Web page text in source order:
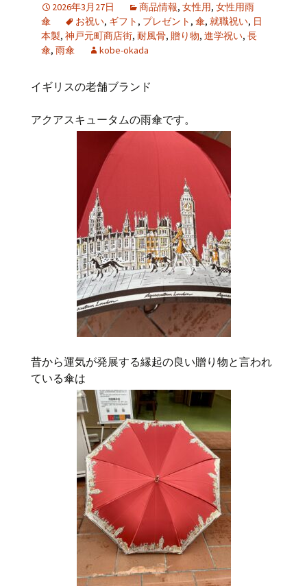
2026年3月27日 商品情報, 女性用, 女性用雨
傘
お祝い, ギフト , プレゼント , 傘, 就職祝い, 日
本製, 神戸元町商店街, 耐風骨, 贈り物, 進学祝い, 長
傘, 雨傘 kobe-okada
イギリスの老舗ブランド
アクアスキュータムの雨傘です。
昔から運気が発展する縁起の良い贈り物と言われ
ている傘は